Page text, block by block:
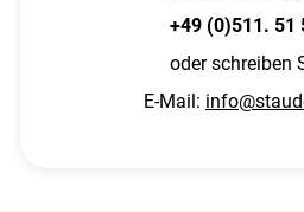
+49 (0)511. 51
oder schreiben
E-Mail: